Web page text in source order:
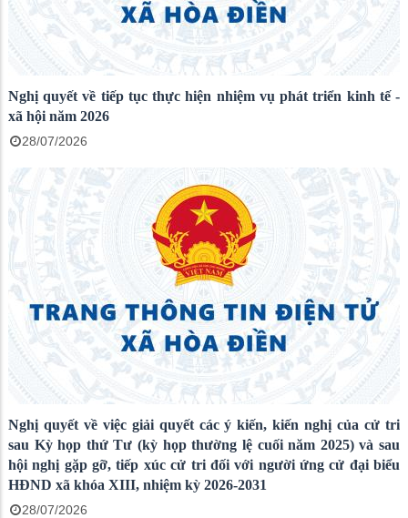
Nghị quyết về tiếp tục thực hiện nhiệm vụ phát triển kinh tế -
xã hội năm 2026
28/07/2026
Nghị quyết về việc giải quyết các ý kiến, kiến nghị của cử tri
sau Kỳ họp thứ Tư (kỳ họp thường lệ cuối năm 2025) và sau
hội nghị gặp gỡ, tiếp xúc cử tri đối với người ứng cử đại biểu
HĐND xã khóa XIII, nhiệm kỳ 2026-2031
28/07/2026